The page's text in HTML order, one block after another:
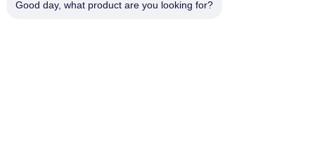
Good day, what product are you looking for?